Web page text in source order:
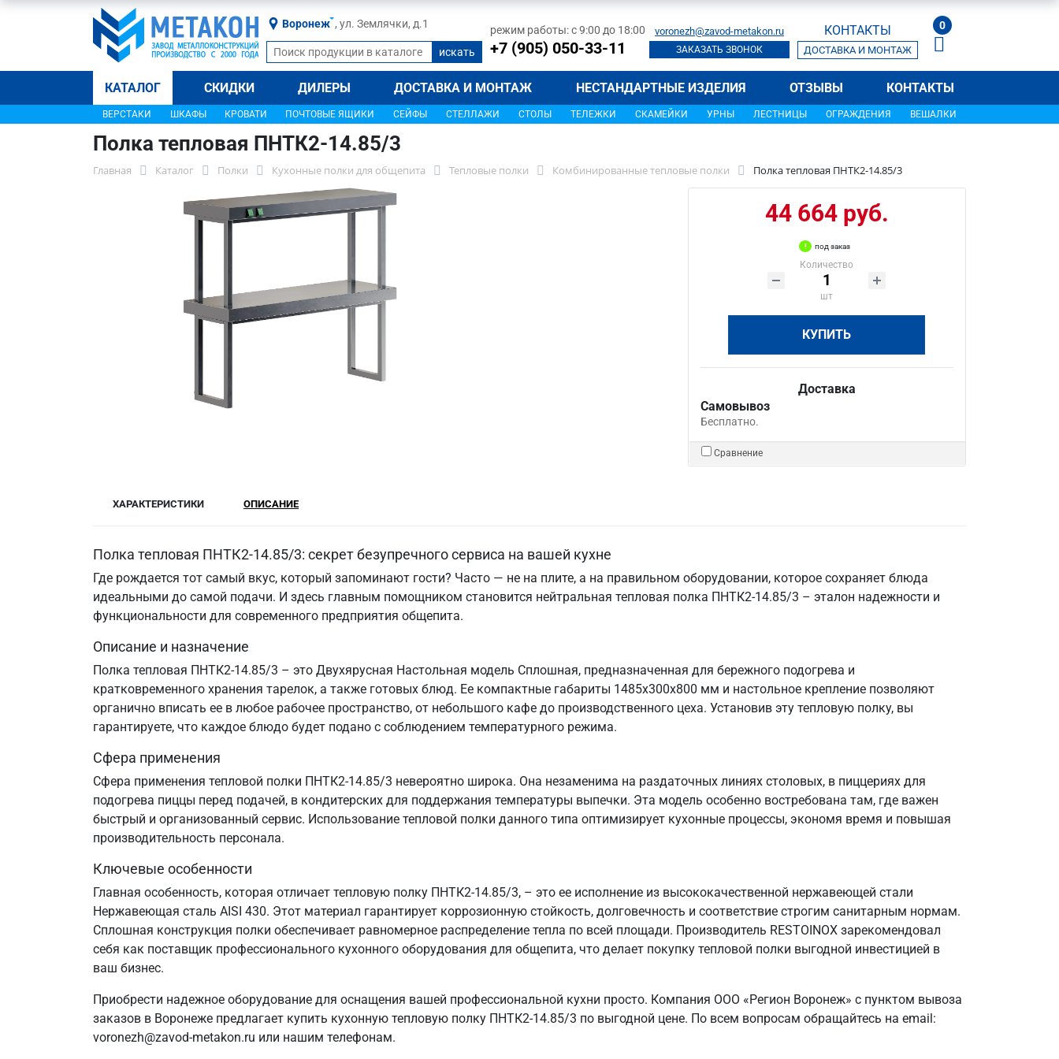
Воронеж , ул. Землячки, д.1 режим работы: с 9:00 до 18:00
+7 (905) 050-33-11
voronezh@zavod-metakon.ru
ЗАКАЗАТЬ ЗВОНОК
КОНТАКТЫ
ДОСТАВКА И МОНТАЖ
0
КАТАЛОГ СКИДКИ ДИЛЕРЫ ДОСТАВКА И МОНТАЖ НЕСТАНДАРТНЫЕ ИЗДЕЛИЯ ОТЗЫВЫ КОНТАКТЫ
ВЕРСТАКИ ШКАФЫ КРОВАТИ ПОЧТОВЫЕ ЯЩИКИ СЕЙФЫ СТЕЛЛАЖИ СТОЛЫ ТЕЛЕЖКИ СКАМЕЙКИ УРНЫ ЛЕСТНИЦЫ ОГРАЖДЕНИЯ ВЕШАЛКИ
Полка тепловая ПНТК2-14.85/3
Главная Каталог Полки Кухонные полки для общепита Тепловые полки Комбинированные тепловые полки Полка тепловая ПНТК2-14.85/3
44 664 руб.
под заказ
Количество
шт
КУПИТЬ
Доставка
Самовывоз
Бесплатно.
Сравнение
ХАРАКТЕРИСТИКИ ОПИСАНИЕ
Полка тепловая ПНТК2-14.85/3: секрет безупречного сервиса на вашей кухне
Где рождается тот самый вкус, который запоминают гости? Часто — не на плите, а на правильном оборудовании, которое сохраняет блюда
идеальными до самой подачи. И здесь главным помощником становится нейтральная тепловая полка ПНТК2-14.85/3 – эталон надежности и
функциональности для современного предприятия общепита.
Описание и назначение
Полка тепловая ПНТК2-14.85/3 – это Двухярусная Настольная модель Сплошная, предназначенная для бережного подогрева и
кратковременного хранения тарелок, а также готовых блюд. Ее компактные габариты 1485х300х800 мм и настольное крепление позволяют
органично вписать ее в любое рабочее пространство, от небольшого кафе до производственного цеха. Установив эту тепловую полку, вы
гарантируете, что каждое блюдо будет подано с соблюдением температурного режима.
Сфера применения
Сфера применения тепловой полки ПНТК2-14.85/3 невероятно широка. Она незаменима на раздаточных линиях столовых, в пиццериях для
подогрева пиццы перед подачей, в кондитерских для поддержания температуры выпечки. Эта модель особенно востребована там, где важен
быстрый и организованный сервис. Использование тепловой полки данного типа оптимизирует кухонные процессы, экономя время и повышая
производительность персонала.
Ключевые особенности
Главная особенность, которая отличает тепловую полку ПНТК2-14.85/3, – это ее исполнение из высококачественной нержавеющей стали
Нержавеющая сталь AISI 430. Этот материал гарантирует коррозионную стойкость, долговечность и соответствие строгим санитарным нормам.
Сплошная конструкция полки обеспечивает равномерное распределение тепла по всей площади. Производитель RESTOINOX зарекомендовал
себя как поставщик профессионального кухонного оборудования для общепита, что делает покупку тепловой полки выгодной инвестицией в
ваш бизнес.
Приобрести надежное оборудование для оснащения вашей профессиональной кухни просто. Компания ООО «Регион Воронеж» с пунктом вывоза
заказов в Воронеже предлагает купить кухонную тепловую полку ПНТК2-14.85/3 по выгодной цене. По всем вопросам обращайтесь на email:
voronezh@zavod-metakon.ru или нашим телефонам.